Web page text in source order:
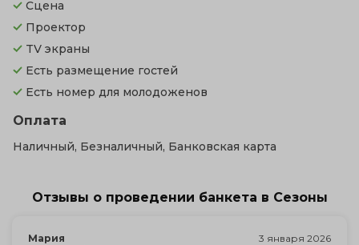
Сцена
Проектор
TV экраны
Есть размещение гостей
Есть номер для молодоженов
Оплата
Наличный, Безналичный, Банковская карта
Отзывы о проведении банкета в Сезоны
Мария 3 января 2026